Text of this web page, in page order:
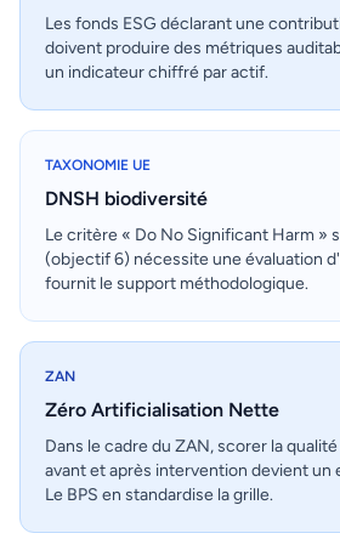
Les fonds ESG déclarant une
doivent produire des métriques
un indicateur chiffré par actif.
TAXONOMIE UE
DNSH biodiversité
Le critère « Do No Significant Harm »
(objectif 6) nécessite une évaluation
fournit le support méthodologique.
ZAN
Zéro Artificialisation Nette
Dans le cadre du ZAN, scorer la
avant et après intervention devient un
Le BPS en standardise la grille.